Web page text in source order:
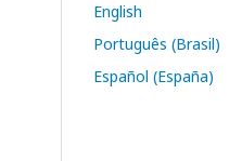
English
Português (Brasil)
Español (España)